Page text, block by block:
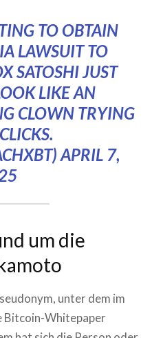
TO OBTAIN
LAWSUIT TO
SATOSHI JUST
LIKE AN
CLOWN TRYING
APRIL 7,
um die
unter dem im
Bitcoin-Whitepaper